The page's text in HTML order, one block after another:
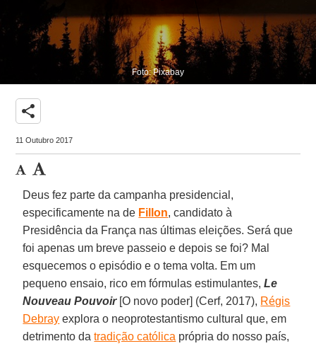
Foto: Pixabay
share
11 Outubro 2017
Deus fez parte da campanha presidencial,
especificamente na de Fillon, candidato à
Presidência da França nas últimas eleições. Será que
foi apenas um breve passeio e depois se foi? Mal
esquecemos o episódio e o tema volta. Em um
pequeno ensaio, rico em fórmulas estimulantes,Le
Nouveau Pouvoir [O novo poder] (Cerf, 2017), Régis
Debray explora o neoprotestantismo cultural que, em
detrimento datradição católica própria do nosso país,